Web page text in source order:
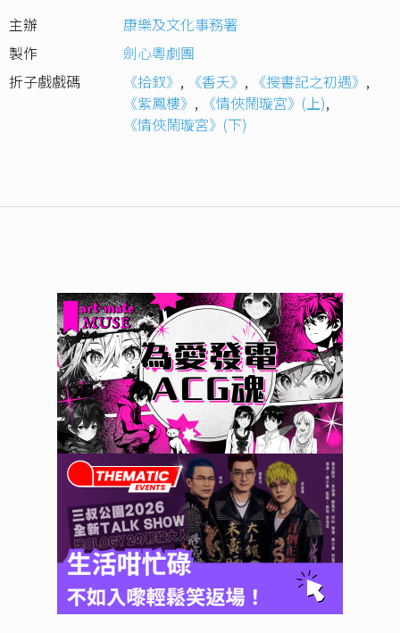
主辦
康樂及文化事務署
製作
劍心粵劇團
折子戲戲碼
《拾釵》 , 《香夭》 , 《搜書記之初遇》 ,
《紫鳳樓》 , 《情俠鬧璇宮》(上),
《情俠鬧璇宮》(下)